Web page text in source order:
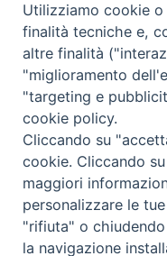
MODULISTICA
WEBMAIL
RENDICONTO 8X1000
PRIVACY E COOKIE
Utilizziamo cookie
finalità tecniche e,
altre finalità
"miglioramento
"targeting e
cookie policy.
Cliccando su
cookie. Cliccando
maggiori
personalizzare le
"rifiuta" o
la navigazione